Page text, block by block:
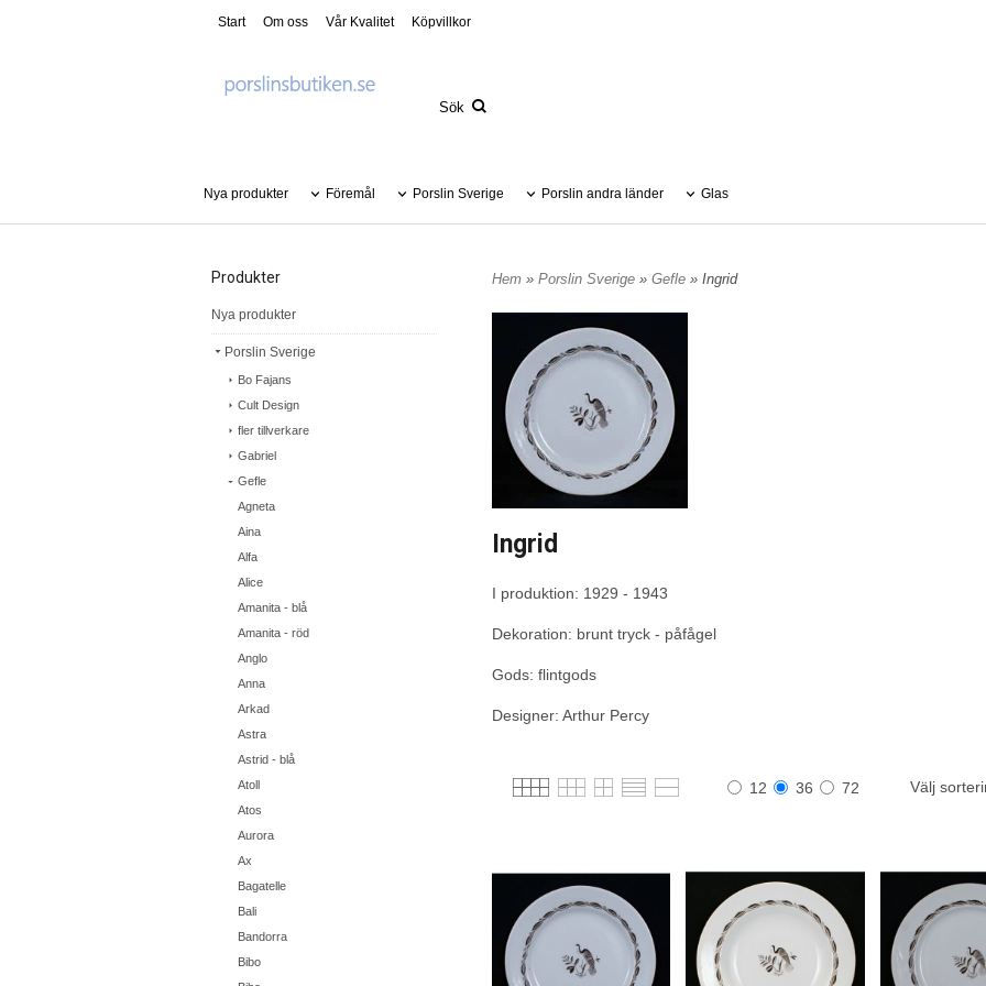
Start Om oss Vår Kvalitet Köpvillkor
Nya produkter Föremål Porslin Sverige Porslin andra länder Glas
Produkter
Nya produkter
Porslin Sverige
Bo Fajans
Cult Design
fler tillverkare
Gabriel
Gefle
Agneta
Aina
Alfa
Alice
Amanita - blå
Amanita - röd
Anglo
Anna
Arkad
Astra
Astrid - blå
Atoll
Atos
Aurora
Ax
Bagatelle
Bali
Bandorra
Bibo
Hem » Porslin Sverige » Gefle » Ingrid
Ingrid
I produktion: 1929 - 1943
Dekoration: brunt tryck - påfågel
Gods: flintgods
Designer: Arthur Percy
12 36 72 Välj